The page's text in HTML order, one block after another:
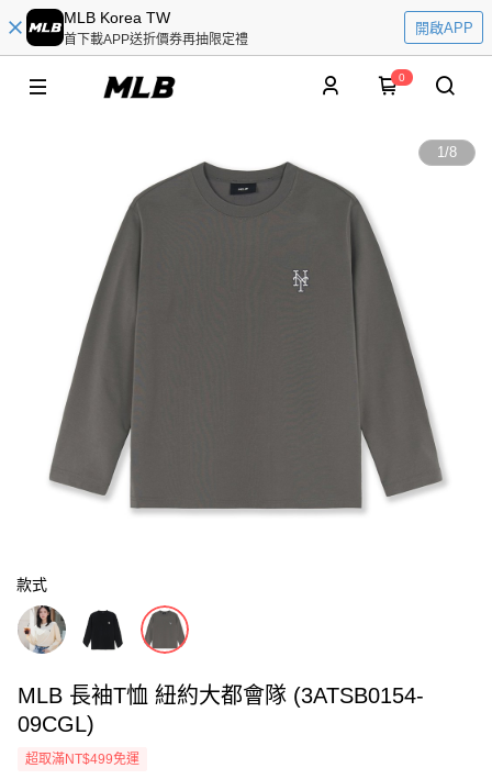
MLB Korea TW
首下載APP送折價券再抽限定禮
開啟APP
0
1/8
款式
MLB 長袖T恤 紐約大都會隊 (3ATSB0154-
09CGL)
超取滿NT$499免運